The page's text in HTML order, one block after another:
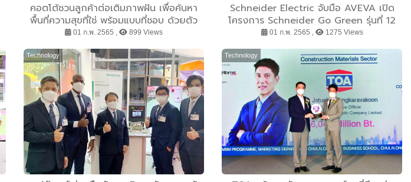
คอตโต้ชวนลูกค้าต่อเติมภาพฝัน เพื่อค้นหา
พื้นที่ความสุขที่ใช่ พร้อมแบบที่ชอบ ด้วยตัว
เองเพียงแค่ คลิ๊ก
01 ก.พ. 2565 , 899 Views
Schneider Electric จับมือ AVEVA เปิด
โครงการ Schneider Go Green รุ่นที่ 12
ดันเด็กไทยไปแข่งอินเตอร์ฯ ชิงทุนการศึกษา
01 ก.พ. 2565 , 1275 Views
Technology Technology